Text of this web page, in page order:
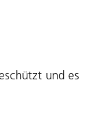
und es